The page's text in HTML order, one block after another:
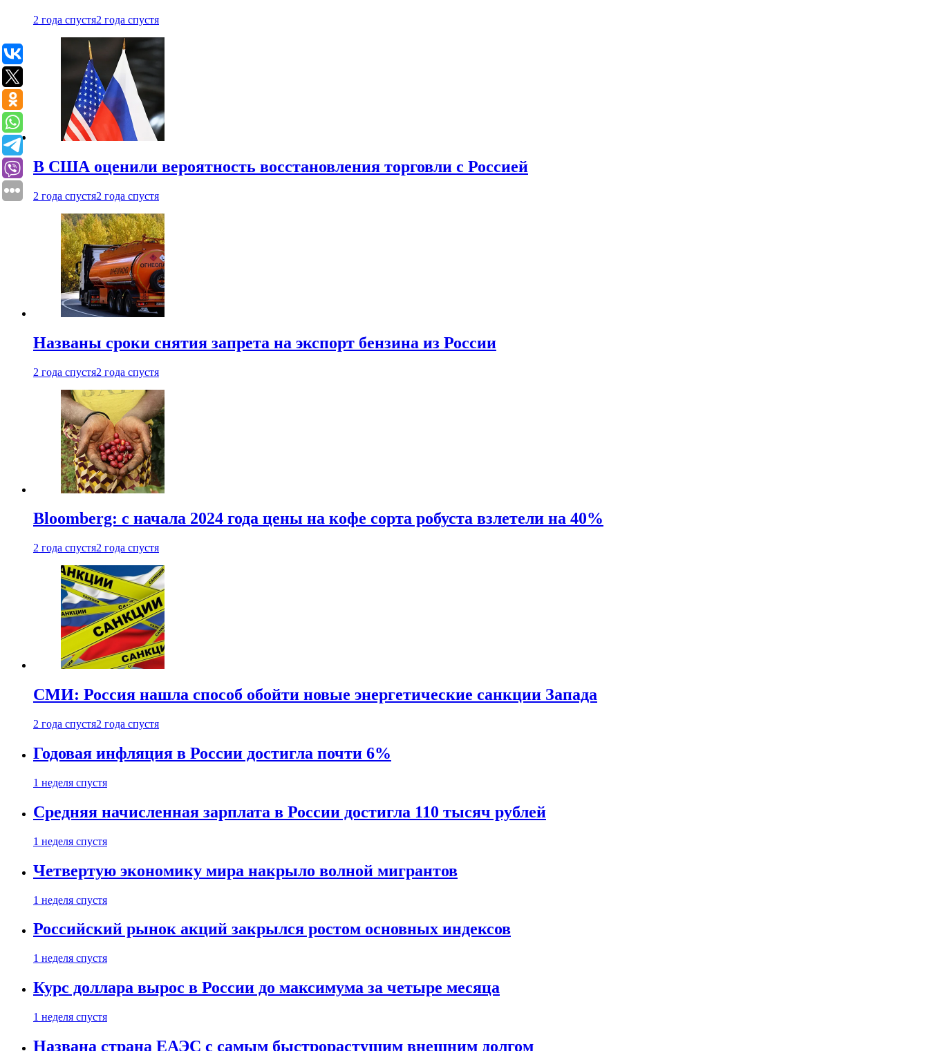
2 года спустя2 года спустя
В США оценили вероятность восстановления торговли с Россией
2 года спустя2 года спустя
Названы сроки снятия запрета на экспорт бензина из России
2 года спустя2 года спустя
Bloomberg: с начала 2024 года цены на кофе сорта робуста взлетели на 40%
2 года спустя2 года спустя
СМИ: Россия нашла способ обойти новые энергетические санкции Запада
2 года спустя2 года спустя
Годовая инфляция в России достигла почти 6%
1 неделя спустя
Средняя начисленная зарплата в России достигла 110 тысяч рублей
1 неделя спустя
Четвертую экономику мира накрыло волной мигрантов
1 неделя спустя
Российский рынок акций закрылся ростом основных индексов
1 неделя спустя
Курс доллара вырос в России до максимума за четыре месяца
1 неделя спустя
Названа страна ЕАЭС с самым быстрорастущим внешним долгом